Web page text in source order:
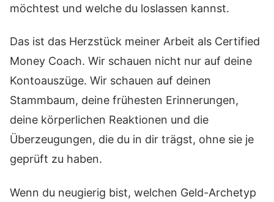
möchtest und welche du loslassen kannst.
Das ist das Herzstück meiner Arbeit als Certified
Money Coach. Wir schauen nicht nur auf deine
Kontoauszüge. Wir schauen auf deinen
Stammbaum, deine frühesten Erinnerungen,
deine körperlichen Reaktionen und die
Überzeugungen, die du in dir trägst, ohne sie je
geprüft zu haben.
Wenn du neugierig bist, welchen Geld-Archetyp